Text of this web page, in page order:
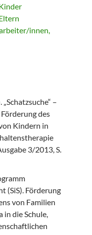
innen,
–
des
Kindern in
3/2013, S.
(SiS). Förderung
von Familien
die Schule,